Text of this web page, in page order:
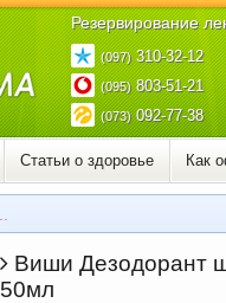
Резервирование
(097)310-32-12
(095)803-51-21
(073)092-77-38
Статьи о здоровье Как
Виши Дезодорант
50мл